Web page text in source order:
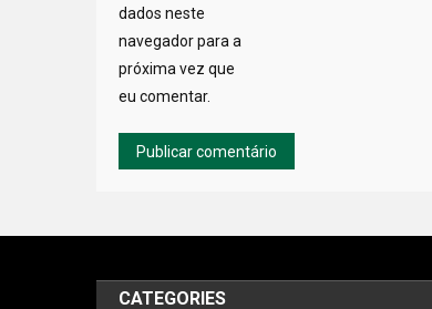
dados neste
navegador para a
próxima vez que
eu comentar.
CATEGORIES